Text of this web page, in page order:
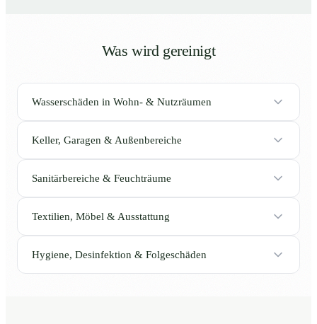
Was wird gereinigt
Wasserschäden in Wohn- & Nutzräumen
Keller, Garagen & Außenbereiche
Sanitärbereiche & Feuchträume
Textilien, Möbel & Ausstattung
Hygiene, Desinfektion & Folgeschäden